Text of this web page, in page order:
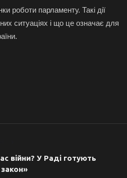
роботи парламенту. Такі дії
ситуаціях і що це означає для
війни? У Раді готують